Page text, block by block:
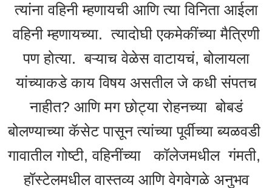
त्यांना वहिनी म्हणायची आणि त्या विनिता आईला
वहिनी म्हणायच्या. त्यादोघी एकमेकींच्या मैत्रिणी
पण होत्या. बऱ्याच वेळेस वाटायचं, बोलायला
यांच्याकडे काय विषय असतील जे कधी संपतच
नाहीत? आणि मग छोट्या रोहनच्या बोबडं
बोलण्याच्या कॅसेट पासून त्यांच्या पूर्वीच्या ब्यळवडी
गावातील गोष्टी, वहिनींच्या कॉलेजमधील गंमती,
हॉस्टेलमधील वास्तव्य आणि वेगवेगळे अनुभव